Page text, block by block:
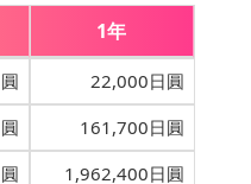
1年
22,000日圓
161,700日圓
1,962,400日圓